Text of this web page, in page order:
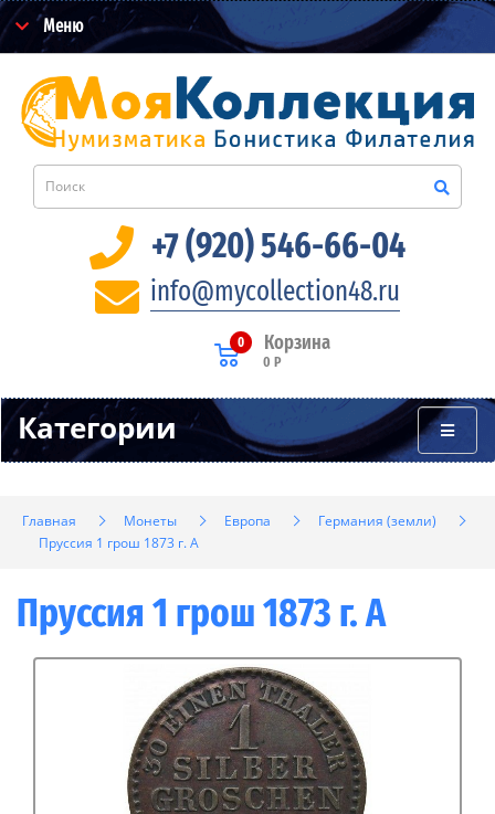
Меню
+7 (920) 546-66-04
info@mycollection48.ru
Корзина
0
0 Р
Категории
Главная Монеты Европа
Германия (земли)
Пруссия 1 грош 1873 г. A
Пруссия 1 грош 1873 г. A